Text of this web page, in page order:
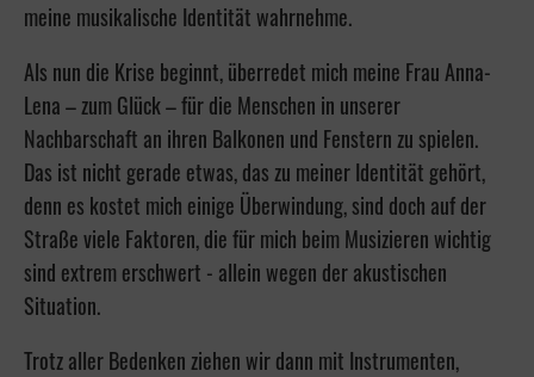
meine musikalische Identität wahrnehme.
Als nun die Krise beginnt, überredet mich meine Frau Anna-
Lena – zum Glück – für die Menschen in unserer
Nachbarschaft an ihren Balkonen und Fenstern zu spielen.
Das ist nicht gerade etwas, das zu meiner Identität gehört,
denn es kostet mich einige Überwindung, sind doch auf der
Straße viele Faktoren, die für mich beim Musizieren wichtig
sind extrem erschwert - allein wegen der akustischen
Situation.
Trotz aller Bedenken ziehen wir dann mit Instrumenten,